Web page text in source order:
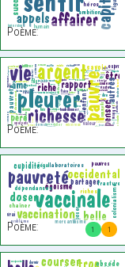
Poème:
Poème:
1 1
Poème: